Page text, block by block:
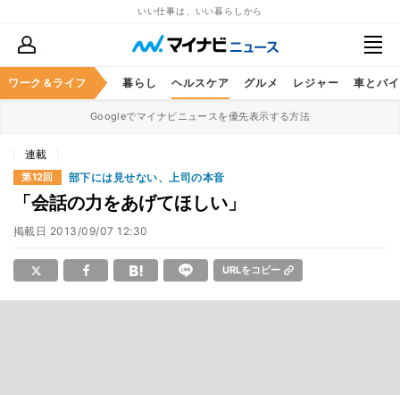
いい仕事は、いい暮らしから
ワーク＆ライフ
ススキル マネー 暮らし ヘルスケア グルメ レジャー 車とバ
Googleでマイナビニュースを優先表示する方法
連載
第12回 部下には見せない、上司の本音
「会話の力をあげてほしい」
掲載日 2013/09/07 12:30
URLをコピー